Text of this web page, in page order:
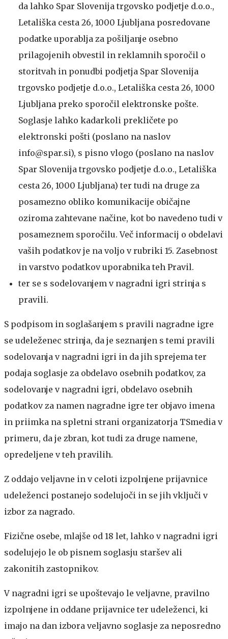
da lahko Spar Slovenija trgovsko podjetje d.o.o.,
Letališka cesta 26, 1000 Ljubljana posredovane
podatke uporablja za pošiljanje osebno
prilagojenih obvestil in reklamnih sporočil o
storitvah in ponudbi podjetja Spar Slovenija
trgovsko podjetje d.o.o., Letališka cesta 26, 1000
Ljubljana preko sporočil elektronske pošte.
Soglasje lahko kadarkoli prekličete po
elektronski pošti (poslano na naslov
info@spar.si), s pisno vlogo (poslano na naslov
Spar Slovenija trgovsko podjetje d.o.o., Letališka
cesta 26, 1000 Ljubljana) ter tudi na druge za
posamezno obliko komunikacije običajne
oziroma zahtevane načine, kot bo navedeno tudi v
posameznem sporočilu. Več informacij o obdelavi
vaših podatkov je na voljo v rubriki 15. Zasebnost
in varstvo podatkov uporabnika teh Pravil.
ter se s sodelovanjem v nagradni igri strinja s
pravili.
S podpisom in soglašanjem s pravili nagradne igre
se udeleženec strinja, da je seznanjen s temi pravili
sodelovanja v nagradni igri in da jih sprejema ter
podaja soglasje za obdelavo osebnih podatkov, za
sodelovanje v nagradni igri, obdelavo osebnih
podatkov za namen nagradne igre ter objavo imena
in priimka na spletni strani organizatorja TSmedia v
primeru, da je zbran, kot tudi za druge namene,
opredeljene v teh pravilih.
Z oddajo veljavne in v celoti izpolnjene prijavnice
udeleženci postanejo sodelujoči in se jih vključi v
izbor za nagrado.
Fizične osebe, mlajše od 18 let, lahko v nagradni igri
sodelujejo le ob pisnem soglasju staršev ali
zakonitih zastopnikov.
V nagradni igri se upoštevajo le veljavne, pravilno
izpolnjene in oddane prijavnice ter udeleženci, ki
imajo na dan izbora veljavno soglasje za neposredno